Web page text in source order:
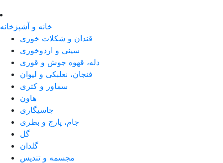
خانه و آشپزخانه
قندان و شکلات خوری
سینی و اردوخوری
دله، قهوه جوش و قوری
فنجان، نعلبکی و لیوان
سماور و کتری
هاون
جاسیگاری
جام، پارچ و بطری
گل
گلدان
مجسمه و تندیس